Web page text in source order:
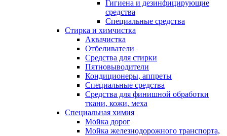
Гигиена и дезинфицирующие
средства
Специальные средства
Стирка и химчистка
Аквачистка
Отбеливатели
Средства для стирки
Пятновыводители
Кондиционеры, аппреты
Специальные средства
Средства для финишной обработки
ткани, кожи, меха
Специальная химия
Мойка дорог
Мойка железнодорожного транспорта,